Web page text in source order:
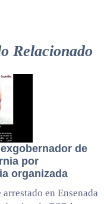
Relacionado
de
por
organizada
en Ensenada